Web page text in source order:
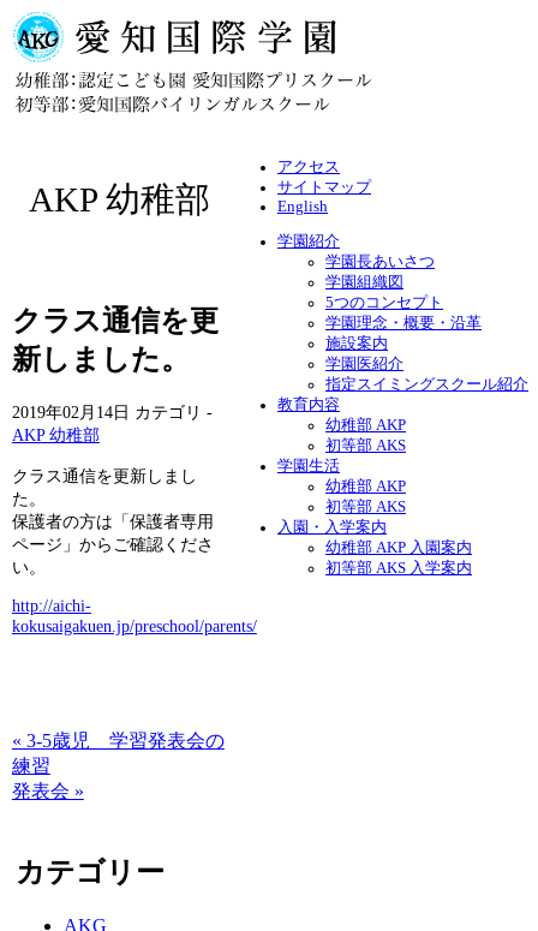
アクセス
サイトマップ
English
学園紹介
学園長あいさつ
学園組織図
5つのコンセプト
学園理念・概要・沿革
施設案内
学園医紹介
指定スイミングスクール紹介
教育内容
幼稚部 AKP
初等部 AKS
学園生活
幼稚部 AKP
初等部 AKS
入園・入学案内
幼稚部 AKP 入園案内
初等部 AKS 入学案内
AKP 幼稚部
クラス通信を更
新しました。
2019年02月14日 カテゴリ -
AKP 幼稚部
クラス通信を更新しまし
た。
保護者の方は「保護者専用
ページ」からご確認くださ
い。
http://aichi-
kokusaigakuen.jp/preschool/parents/
« 3-5歳児 学習発表会の
練習
発表会 »
カテゴリー
AKG